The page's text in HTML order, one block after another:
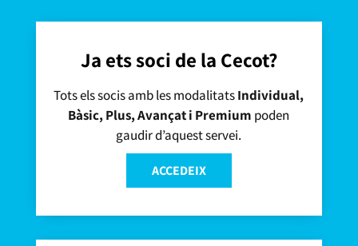
Ja ets soci de la Cecot?
Tots els socis amb les modalitatsIndividual,
Bàsic, Plus, Avançat i Premium poden
gaudir d’aquest servei.
ACCEDEIX